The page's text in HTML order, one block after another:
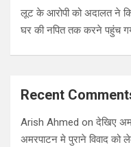
लूट के आरोपी को अदालत ने
घर की नपित तक करने पहुंच
Recent
Arish Ahmed onदेखिए
अमरपाटन मे पुराने विवाद को